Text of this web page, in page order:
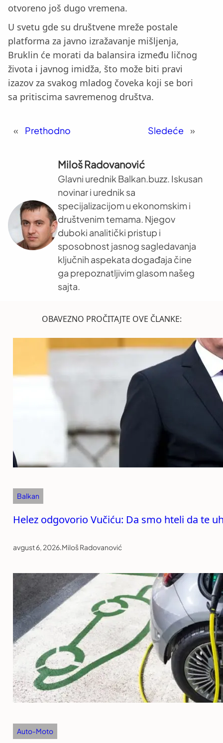
otvoreno još dugo vremena.
U svetu gde su društvene mreže postale
platforma za javno izražavanje mišljenja,
Bruklin će morati da balansira između ličnog
života i javnog imidža, što može biti pravi
izazov za svakog mladog čoveka koji se bori
sa pritiscima savremenog društva.
« Prethodno Sledeće »
Miloš Radovanović
Glavni urednik Balkan.buzz. Iskusan
novinar i urednik sa
specijalizacijom u ekonomskim i
društvenim temama. Njegov
duboki analitički pristup i
sposobnost jasnog sagledavanja
ključnih aspekata događaja čine
ga prepoznatljivim glasom našeg
sajta.
OBAVEZNO PROČITAJTE OVE ČLANKE:
Balkan
Helez odgovorio Vučiću: Da smo hteli da te
avgust 6, 2026.Miloš Radovanović
Auto-Moto